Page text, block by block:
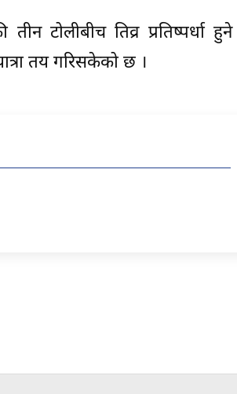
टोलीबीच तिव्र प्रतिष्पर्धा
तय गरिसकेको छ ।